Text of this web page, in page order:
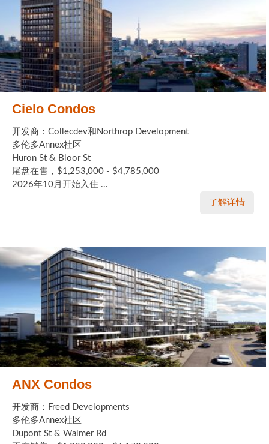
Cielo Condos
开发商：Collecdev和Northrop Development
多伦多Annex社区
Huron St & Bloor St
尾盘在售，$1,253,000 - $4,785,000
2026年10月开始入住 ...
了解详情
ANX Condos
开发商：Freed Developments
多伦多Annex社区
Dupont St & Walmer Rd